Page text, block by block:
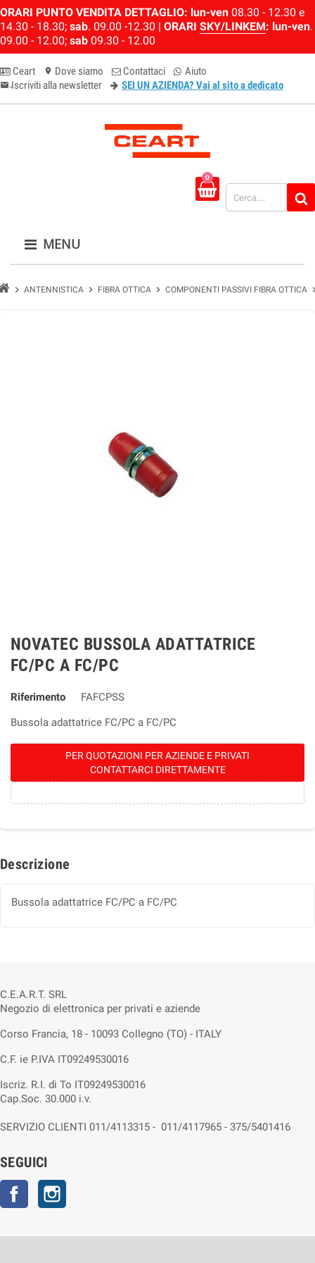
ORARI PUNTO VENDITA DETTAGLIO: lun-ven 08.30 - 12.30 e
14.30 - 18.30; sab. 09.00 -12.30 | ORARI SKY/LINKEM: lun-ven.
09.00 - 12.00; sab 09.30 - 12.00
Ceart location_on Dove siamo Contattaci Aiuto
email-newsletter
Iscriviti alla newsletter SEI UN AZIENDA? Vai al sito a dedicato
0
MENU
chevron_right ANTENNISTICA chevron_right FIBRA OTTICA chevron_right COMPONENTI PASSIVI FIBRA OTTICA
NOVATEC BUSSOLA ADATTATRICE
FC/PC A FC/PC
Riferimento
FAFCPSS
Bussola adattatrice FC/PC a FC/PC
PER QUOTAZIONI PER AZIENDE E PRIVATI
CONTATTARCI DIRETTAMENTE
Descrizione
Bussola adattatrice FC/PC a FC/PC
C.E.A.R.T. SRL
Negozio di elettronica per privati e aziende
Corso Francia, 18 - 10093 Collegno (TO) - ITALY
C.F. ie P.IVA IT09249530016
Iscriz. R.I. di To IT09249530016
Cap.Soc. 30.000 i.v.
SERVIZIO CLIENTI 011/4113315 - 011/4117965 - 375/5401416
SEGUICI
Facebook